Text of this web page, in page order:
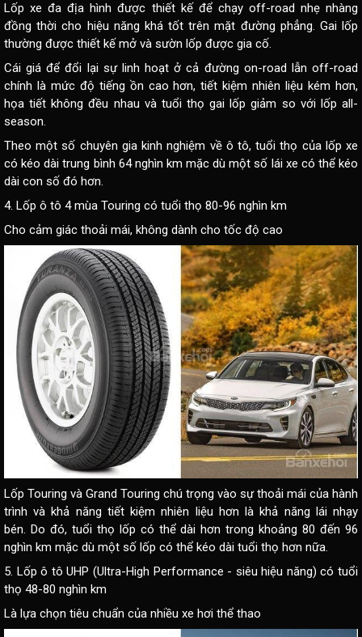
Lốp xe đa địa hình được thiết kế để chạy off-road nhẹ nhàng
đồng thời cho hiệu năng khá tốt trên mặt đường phẳng. Gai lốp
thường được thiết kế mở và sườn lốp được gia cố.
Cái giá để đổi lại sự linh hoạt ở cả đường on-road lẫn off-road
chính là mức độ tiếng ồn cao hơn, tiết kiệm nhiên liệu kém hơn,
họa tiết không đều nhau và tuổi thọ gai lốp giảm so với lốp all-
season.
Theo một số chuyên gia kinh nghiệm về ô tô, tuổi thọ của lốp xe
có kéo dài trung bình 64 nghìn km mặc dù một số lái xe có thể kéo
dài con số đó hơn.
4. Lốp ô tô 4 mùa Touring có tuổi thọ 80-96 nghìn km
Cho cảm giác thoải mái, không dành cho tốc độ cao
Lốp Touring và Grand Touring chú trọng vào sự thoải mái của hành
trình và khả năng tiết kiệm nhiên liệu hơn là khả năng lái nhạy
bén. Do đó, tuổi thọ lốp có thể dài hơn trong khoảng 80 đến 96
nghìn km mặc dù một số lốp có thể kéo dài tuổi thọ hơn nữa.
5. Lốp ô tô UHP (Ultra-High Performance - siêu hiệu năng) có tuổi
thọ 48-80 nghìn km
Là lựa chọn tiêu chuẩn của nhiều xe hơi thể thao